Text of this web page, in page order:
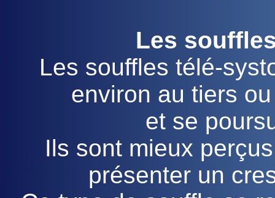
Les
Les souffles télé-
environ au tiers
et se
Ils sont mieux
présenter un